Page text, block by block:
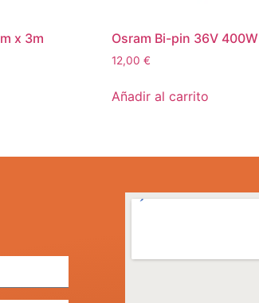
x 3m Osram Bi-pin 36V 400W
12,00€
Añadir al carrito